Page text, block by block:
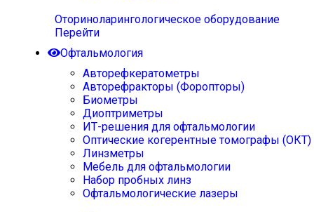
Оториноларингологическое оборудование
Перейти
Офтальмология
Авторефкератометры
Авторефракторы (Форопторы)
Биометры
Диоптриметры
ИТ-решения для офтальмологии
Оптические когерентные томографы (ОКТ)
Линзметры
Мебель для офтальмологии
Набор пробных линз
Офтальмологические лазеры